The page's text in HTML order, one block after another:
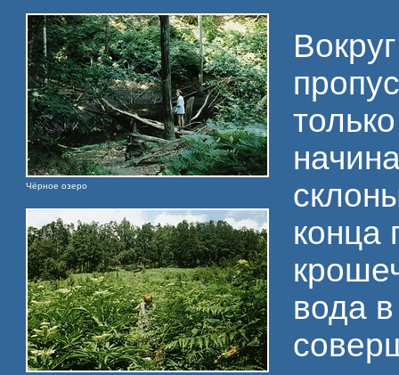
Чёрное озеро
конца
вода